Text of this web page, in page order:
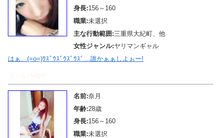
身長:156～160
職業:未選択
主な行動範囲:三重県大紀町、他
女性ジャンル:ヤリマンギャル
はぁ…(=o=)ｳｽﾞｳｽﾞｳｽﾞｳｽﾞ…誰かぁぁしよぉー!
名前:奈月
年齢:28歳
身長:156～160
職業:未選択